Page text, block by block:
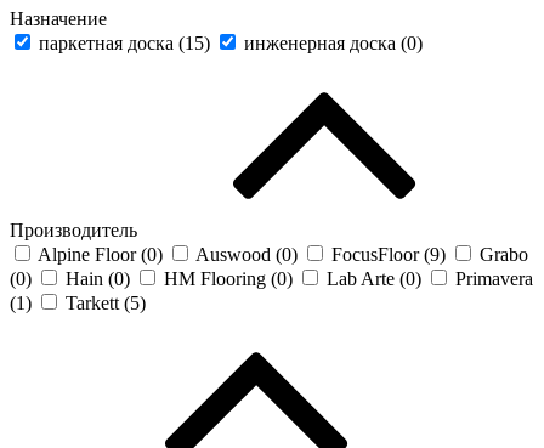
Назначение
паркетная доска (15) инженерная доска (0)
Производитель
Alpine Floor (0) Auswood (0) FocusFloor (9)
Grabo
(0) Hain (0) HM Flooring (0) Lab Arte (0)
Primavera
(1) Tarkett (5)